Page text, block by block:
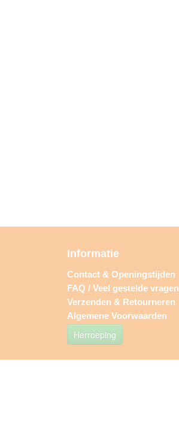
Informatie
Contact & Openingstijden
FAQ / Veel gestelde vragen
Verzenden & Retourneren
Algemene Voorwaarden
Herroeping